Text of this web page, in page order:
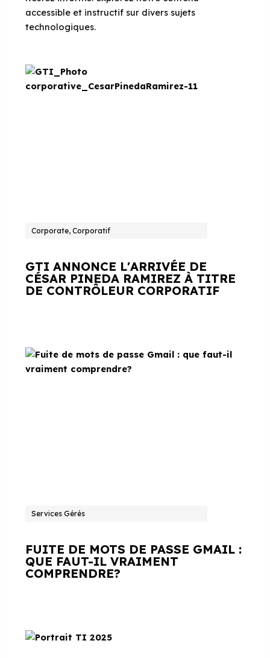
accessible et instructif sur divers sujets
technologiques.
Corporate, Corporatif
GTI ANNONCE L'ARRIVÉE DE
CÉSAR PINEDA RAMIREZ À TITRE
DE CONTRÔLEUR CORPORATIF
Services Gérés
FUITE DE MOTS DE PASSE GMAIL :
QUE FAUT-IL VRAIMENT
COMPRENDRE?